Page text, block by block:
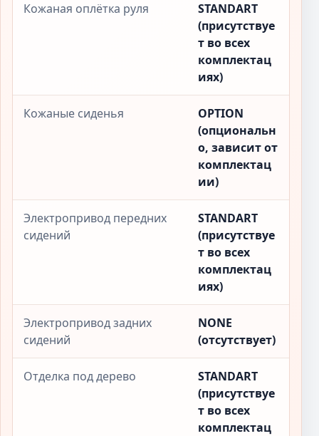
Кожаная оплётка руля
STANDART
(присутствуе
т во всех
комплектац
иях)
Кожаные сиденья
OPTION
(опциональн
о, зависит от
комплектац
ии)
Электропривод передних
сидений
STANDART
(присутствуе
т во всех
комплектац
иях)
Электропривод задних
сидений
NONE
(отсутствует)
Отделка под дерево
STANDART
(присутствуе
т во всех
комплектац